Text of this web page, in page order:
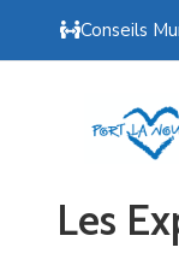
Conseils
Les